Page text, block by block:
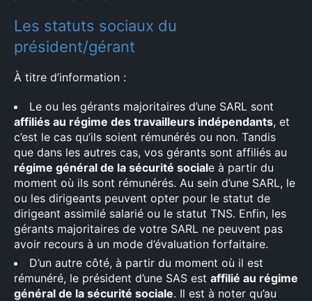
Les statuts sociaux du
président/gérant
À titre d’information :
Le ou les gérants majoritaires d’une SARL sont
affiliés au régime des travailleurs indépendants, et
c’est le cas qu’ils soient rémunérés ou non. Tandis
que dans les autres cas, vos gérants sont affiliés au
régime général de la sécurité sociale à partir du
moment où ils sont rémunérés. Au sein d’une SARL, le
ou les dirigeants peuvent opter pour le statut de
dirigeant assimilé salarié ou le statut TNS. Enfin, les
gérants majoritaires de votre SARL ne peuvent pas
avoir recours à un mode d’évaluation forfaitaire.
D’un autre côté, à partir du moment où il est
rémunéré, le président d’une SAS est affilié au régime
général de la sécurité sociale. Il est à noter qu’au